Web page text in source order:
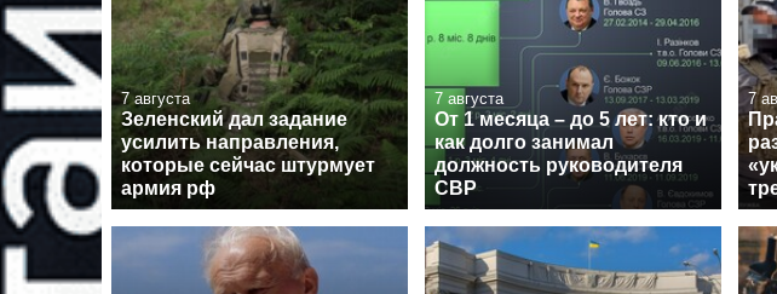
7 августа
Зеленский дал задание
усилить направления,
которые сейчас штурмует
армия рф
7 августа
От 1 месяца – до 5 лет: кто и
как долго занимал
должность руководителя
СВР
7